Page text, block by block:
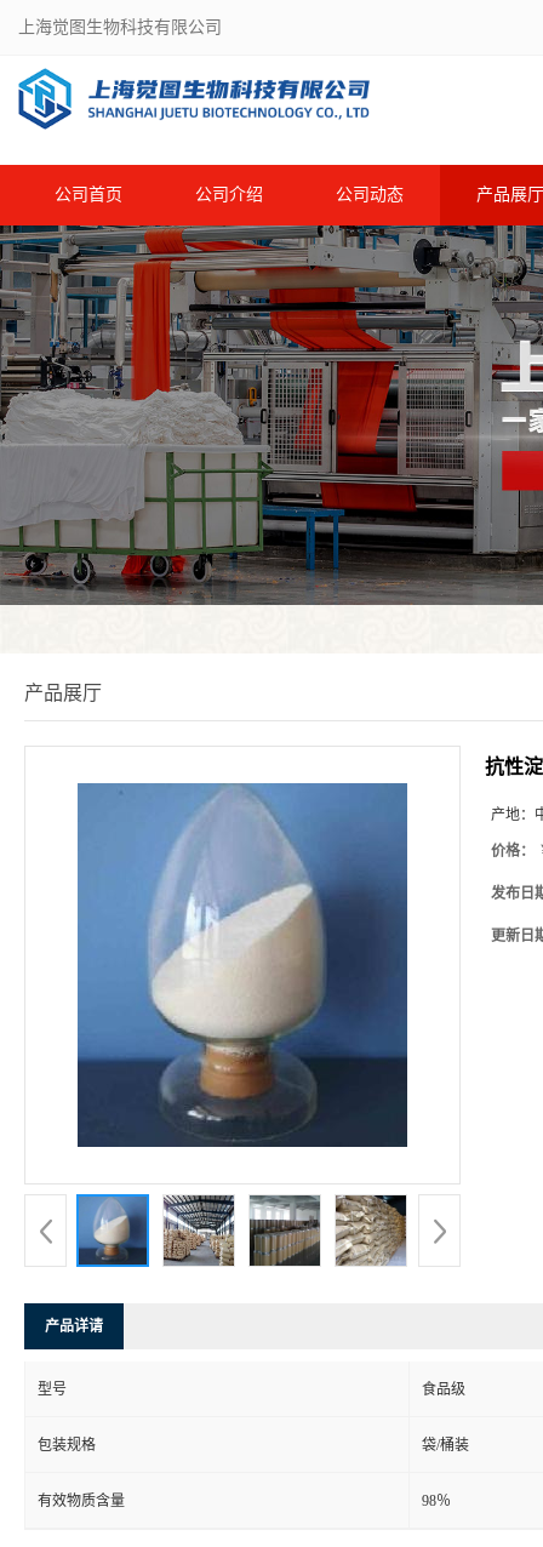
上海觉图生物科技有限公司
公司首页 公司介绍 公司动态 产品展厅
产品展厅
抗性
产地：
价格：
发布日
更新日
产品详请
型号 食品级
包装规格 袋/桶装
有效物质含量 98％